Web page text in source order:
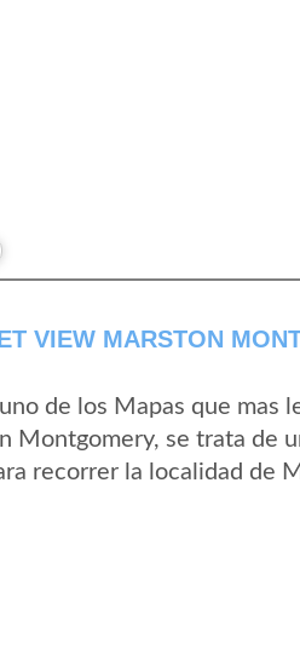
VIEW MARSTON
de los Mapas que mas
Montgomery, se trata de
recorrer la localidad de